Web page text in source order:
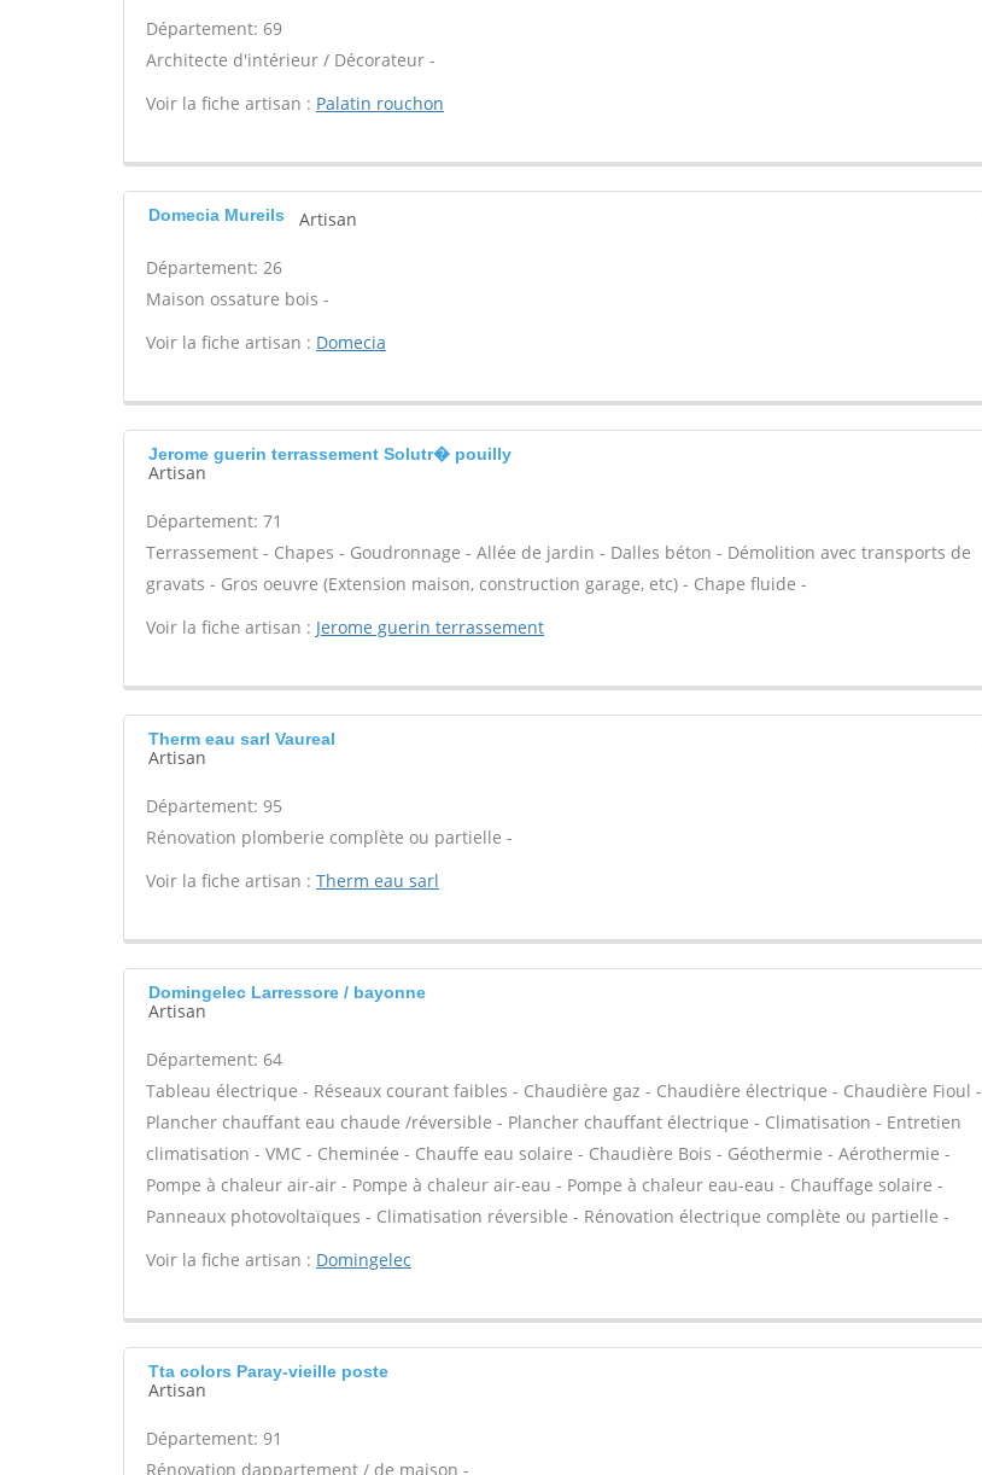
Département: 69
Architecte d'intérieur / Décorateur -
Voir la fiche artisan : Palatin rouchon
Domecia Mureils Artisan
Département: 26
Maison ossature bois -
Voir la fiche artisan : Domecia
Jerome guerin terrassement Solutr� pouilly
Artisan
Département: 71
Terrassement - Chapes - Goudronnage - Allée de jardin - Dalles béton - Démolition avec transports de
gravats - Gros oeuvre (Extension maison, construction garage, etc) - Chape fluide -
Voir la fiche artisan : Jerome guerin terrassement
Therm eau sarl Vaureal
Artisan
Département: 95
Rénovation plomberie complète ou partielle -
Voir la fiche artisan : Therm eau sarl
Domingelec Larressore / bayonne
Artisan
Département: 64
Tableau électrique - Réseaux courant faibles - Chaudière gaz - Chaudière électrique - Chaudière Fioul -
Plancher chauffant eau chaude /réversible - Plancher chauffant électrique - Climatisation - Entretien
climatisation - VMC - Cheminée - Chauffe eau solaire - Chaudière Bois - Géothermie - Aérothermie -
Pompe à chaleur air-air - Pompe à chaleur air-eau - Pompe à chaleur eau-eau - Chauffage solaire -
Panneaux photovoltaïques - Climatisation réversible - Rénovation électrique complète ou partielle -
Voir la fiche artisan : Domingelec
Tta colors Paray-vieille poste
Artisan
Département: 91
Rénovation dappartement / de maison -